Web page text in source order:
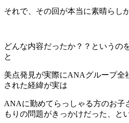
それで、その回が本当に素晴らし
どんな内容だったか？？というの
と
美点発見が実際にANAグループ全
された経緯が実は
ANAに勤めてらっしゃる方のお子
もりの問題がきっかけだった、と